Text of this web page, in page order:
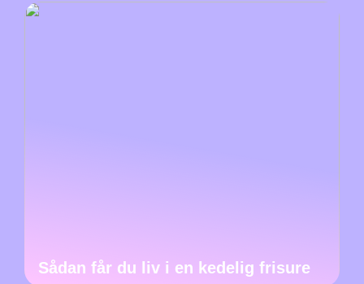
Sådan får du liv i en kedelig frisure